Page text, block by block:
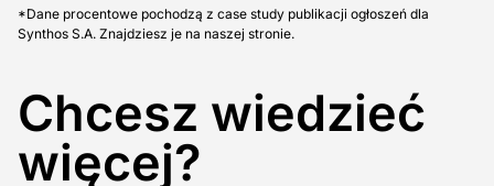
*Dane procentowe pochodzą z case study publikacji ogłoszeń dla
Synthos S.A. Znajdziesz je na naszej stronie.
Chcesz wiedzieć
więcej?